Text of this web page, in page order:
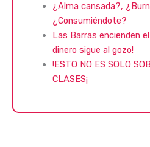
¿Alma cansada?,
¿Consumiéndote?
Las Barras encienden
dinero sigue al gozo!
!ESTO NO ES SOLO
CLASES¡